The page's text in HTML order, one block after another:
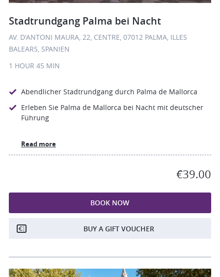
Stadtrundgang Palma bei Nacht
AV. D'ANTONI MAURA, 22, CENTRE, 07012 PALMA, ILLES
BALEARS, SPANIEN
1 HOUR 45 MIN
Abendlicher Stadtrundgang durch Palma de Mallorca
Erleben Sie Palma de Mallorca bei Nacht mit deutscher
Führung
Read more
€39.00
BOOK NOW
BUY A GIFT VOUCHER